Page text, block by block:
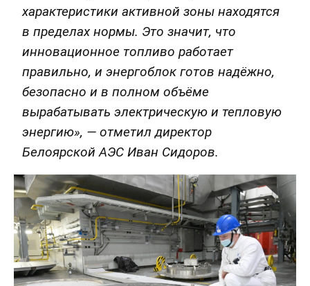
характеристики активной зоны находятся
в пределах нормы. Это значит, что
инновационное топливо работает
правильно, и энергоблок готов надёжно,
безопасно и в полном объёме
вырабатывать электрическую и тепловую
энергию», — отметил директор
Белоярской АЭС Иван Сидоров.